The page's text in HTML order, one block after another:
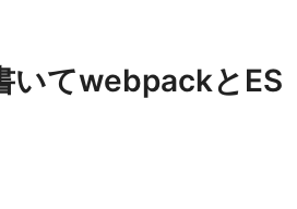
いてwebpackとES